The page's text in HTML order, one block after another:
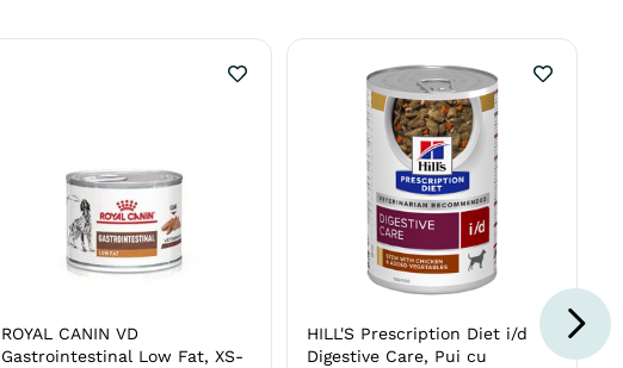
ROYAL CANIN VD
Gastrointestinal Low Fat, XS-
HILL'S Prescription Diet i/d
Digestive Care, Pui cu